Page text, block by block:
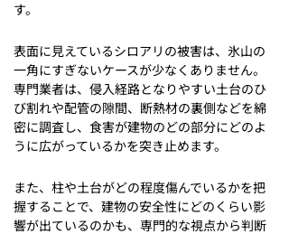
す。
表面に見えているシロアリの被害は、氷山の
一角にすぎないケースが少なくありません。
専門業者は、侵入経路となりやすい土台のひ
び割れや配管の隙間、断熱材の裏側などを綿
密に調査し、食害が建物のどの部分にどのよ
うに広がっているかを突き止めます。
また、柱や土台がどの程度傷んでいるかを把
握することで、建物の安全性にどのくらい影
響が出ているのかも、専門的な視点から判断